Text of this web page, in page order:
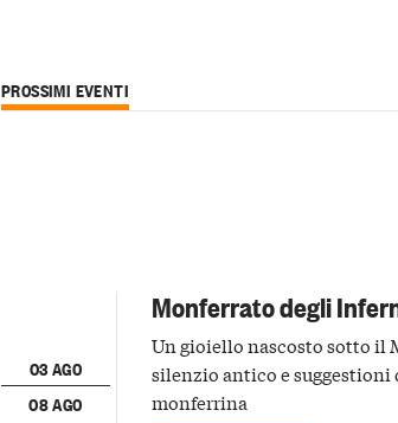
PROSSIMI EVENTI
03 AGO
08 AGO
Monferrato degli
Un gioiello nascosto sotto il
silenzio antico e
monferrina